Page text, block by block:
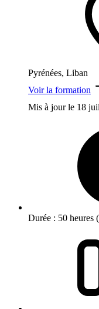
Pyrénées, Liban
Voir la formation
Mis à jour le 18
Durée : 50 heures